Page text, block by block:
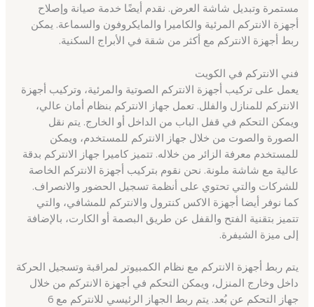
مستمرة وتبديل شاشة العرض. نقدم أيضًا خدمة صيانة وإصلاح
أجهزة الانتركم المرئية والكاميرا والمايكروفون والسماعة. يمكن
ربط أجهزة الانتركم مع أكثر من شقة في الأبراج السكنية.
فني الانتركم في الكويت
يعمل على تركيب أجهزة الانتركم الصوتية والمرئية، وتركيب أجهزة
الانتركم للمنازل والفلل. تعمل جهاز الانتركم بنظام أمان عالي،
ويمكن التحكم في قفل الباب من الداخل أو الخارج. يتم نقل
الصورة والصوت من خلال جهاز الانتركم للمستخدم، ويمكن
للمستخدم معرفة الزائر من خلاله. تتميز كاميرا جهاز الانتركم بدقة
عالية مع شاشة ملونة. نحن نقوم بتركيب أجهزة الانتركم الخاصة
للشركات والتي تحتوي على أنظمة تسجيل الحضور والانصراف.
كما نوفر أيضا أجهزة الاكس كنترول والانتركم للمشافي، والتي
تتميز بتقنية الفتح والقفل عن طريق البصمة أو الكارت، بالإضافة
إلى ميزة الشيفرة.
يتم ربط أجهزة الانتركم مع نظام الكمبيوتر لمراقبة وتسجيل الحركة
داخل وخارج المنزل، ويمكن التحكم في أجهزة الانتركم من خلال
جهاز التحكم عن بُعد. يتم ربط الجهاز الرئيسي للانتركم مع 6